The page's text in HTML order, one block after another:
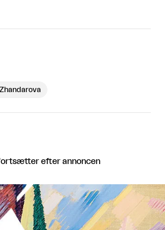
efter annoncen